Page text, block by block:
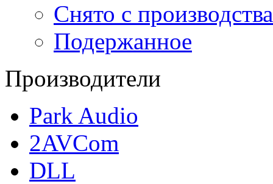
Снято с производства
Подержанное
Производители
Park Audio
2AVCom
DLL